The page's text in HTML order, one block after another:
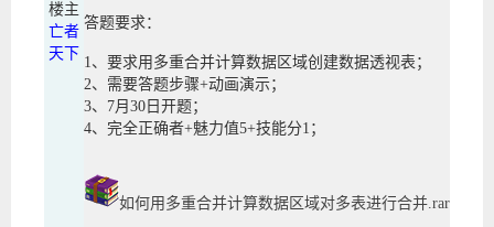
楼主
亡者
天下
答题要求：
1、要求用多重合并计算数据区域创建数据透视表；
2、需要答题步骤+动画演示；
3、7月30日开题；
4、完全正确者+魅力值5+技能分1；
如何用多重合并计算数据区域对多表进行合并.rar